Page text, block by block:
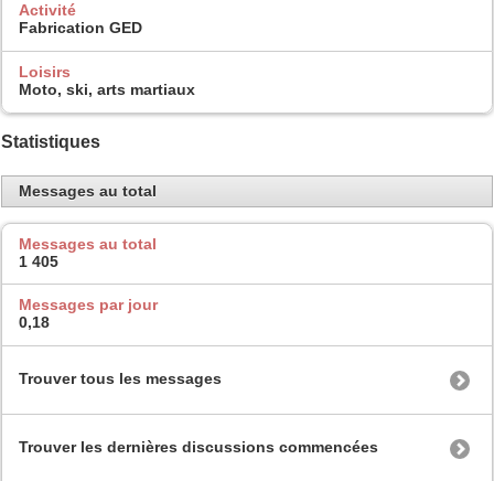
Activité
Fabrication GED
Loisirs
Moto, ski, arts martiaux
Statistiques
Messages au total
Messages au total
1 405
Messages par jour
0,18
Trouver tous les messages
Trouver les dernières discussions commencées